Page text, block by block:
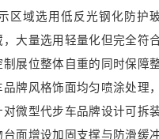
区域选用低反光钢化防护
大量选用轻量化但完全符
展位整体自重的同时保障
牌风格饰面均匀喷涂处理
微型代步车品牌设计可拆
面增设加固支撑与防滑缓